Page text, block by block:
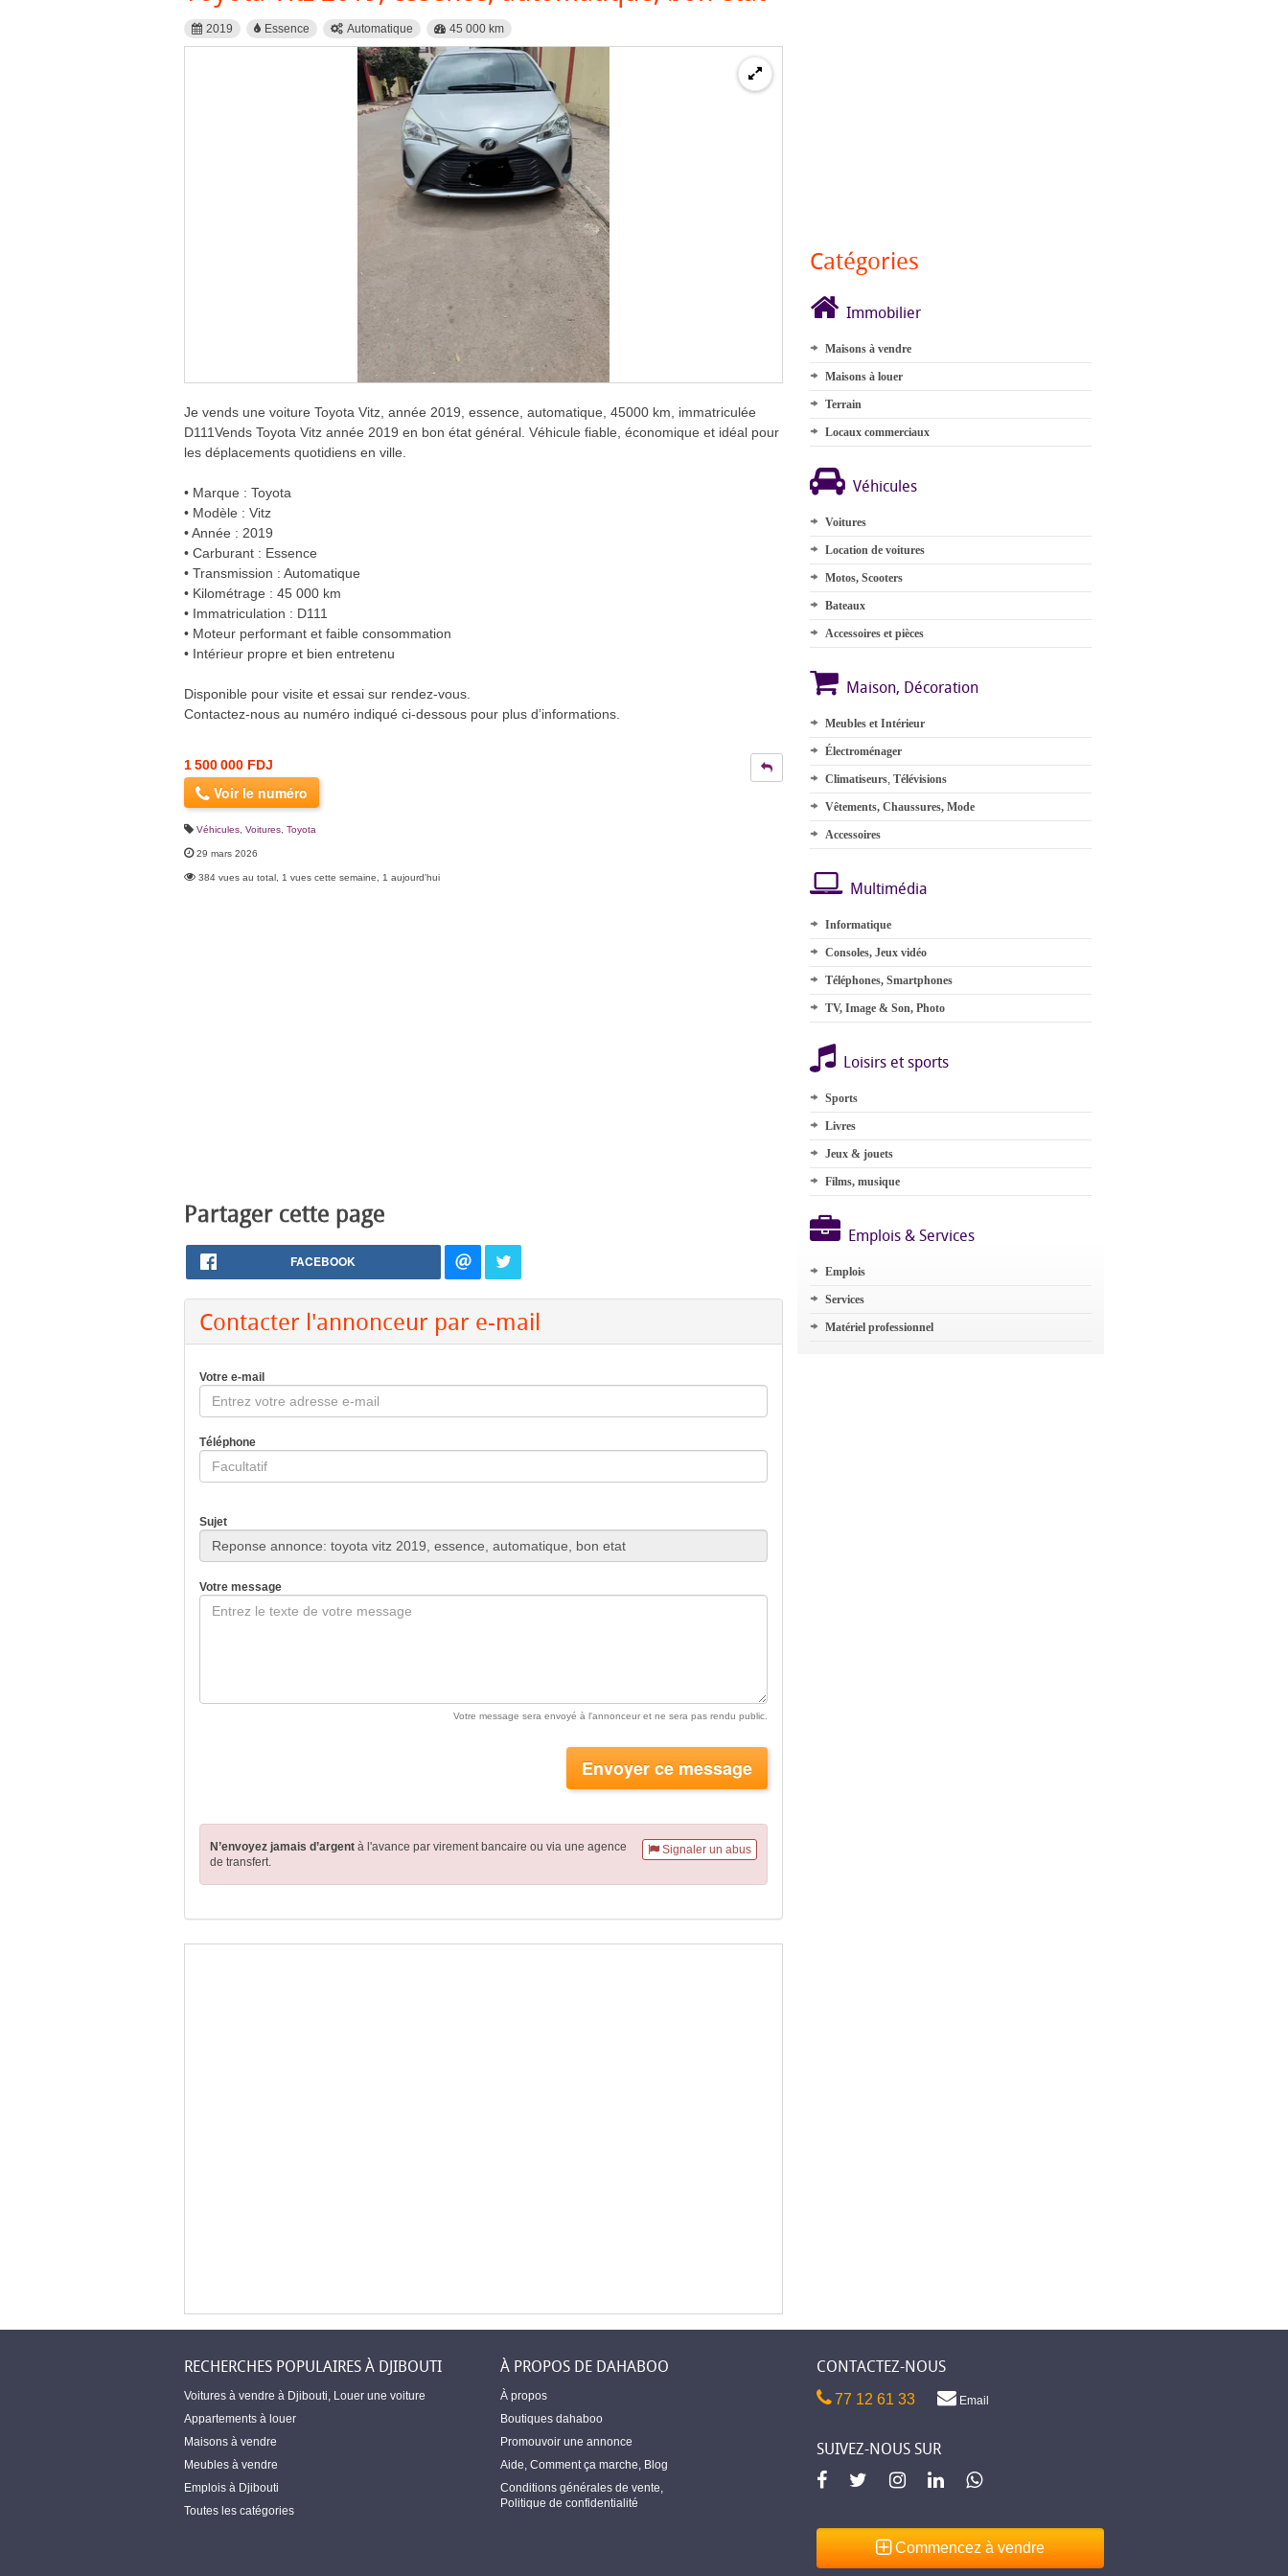
2019 Essence Automatique 45 000 km
Je vends une voiture Toyota Vitz, année 2019, essence, automatique, 45000 km, immatriculée
D111Vends Toyota Vitz année 2019 en bon état général. Véhicule fiable, économique et idéal pour
les déplacements quotidiens en ville.
• Marque : Toyota
• Modèle : Vitz
• Année : 2019
• Carburant : Essence
• Transmission : Automatique
• Kilométrage : 45 000 km
• Immatriculation : D111
• Moteur performant et faible consommation
• Intérieur propre et bien entretenu
Disponible pour visite et essai sur rendez-vous.
Contactez-nous au numéro indiqué ci-dessous pour plus d’informations.
1 500 000 FDJ
Voir le numéro
Véhicules Voitures Toyota
29 mars 2026
384 vues au total, 1 vues cette semaine, 1 aujourd'hui
Partager cette page
FACEBOOK
Contacter l'annonceur par e-mail
Votre e-mail
Téléphone
Sujet
Votre message
Votre message sera envoyé à l'annonceur et ne sera pas rendu public.
Envoyer ce message
Signaler un abus
N’envoyez jamais d’argent à l'avance par virement bancaire ou via une agence
de transfert.
Catégories
Immobilier
Maisons à vendre
Maisons à louer
Terrain
Locaux commerciaux
Véhicules
Voitures
Location de voitures
Motos, Scooters
Bateaux
Accessoires et pièces
Maison, Décoration
Meubles et Intérieur
Électroménager
Climatiseurs, Télévisions
Vêtements, Chaussures, Mode
Accessoires
Multimédia
Informatique
Consoles, Jeux vidéo
Téléphones, Smartphones
TV, Image & Son, Photo
Loisirs et sports
Sports
Livres
Jeux & jouets
Films, musique
Emplois & Services
Emplois
Services
Matériel professionnel
RECHERCHES POPULAIRES À DJIBOUTI
Voitures à vendre à Djibouti Louer une voiture
Appartements à louer
Maisons à vendre
Meubles à vendre
Emplois à Djibouti
Toutes les catégories
À PROPOS DE DAHABOO
À propos
Boutiques dahaboo
Promouvoir une annonce
Aide Comment ça marche Blog
Conditions générales de vente
Politique de confidentialité
CONTACTEZ-NOUS
77 12 61 33 Email
SUIVEZ-NOUS SUR
Commencez à vendre